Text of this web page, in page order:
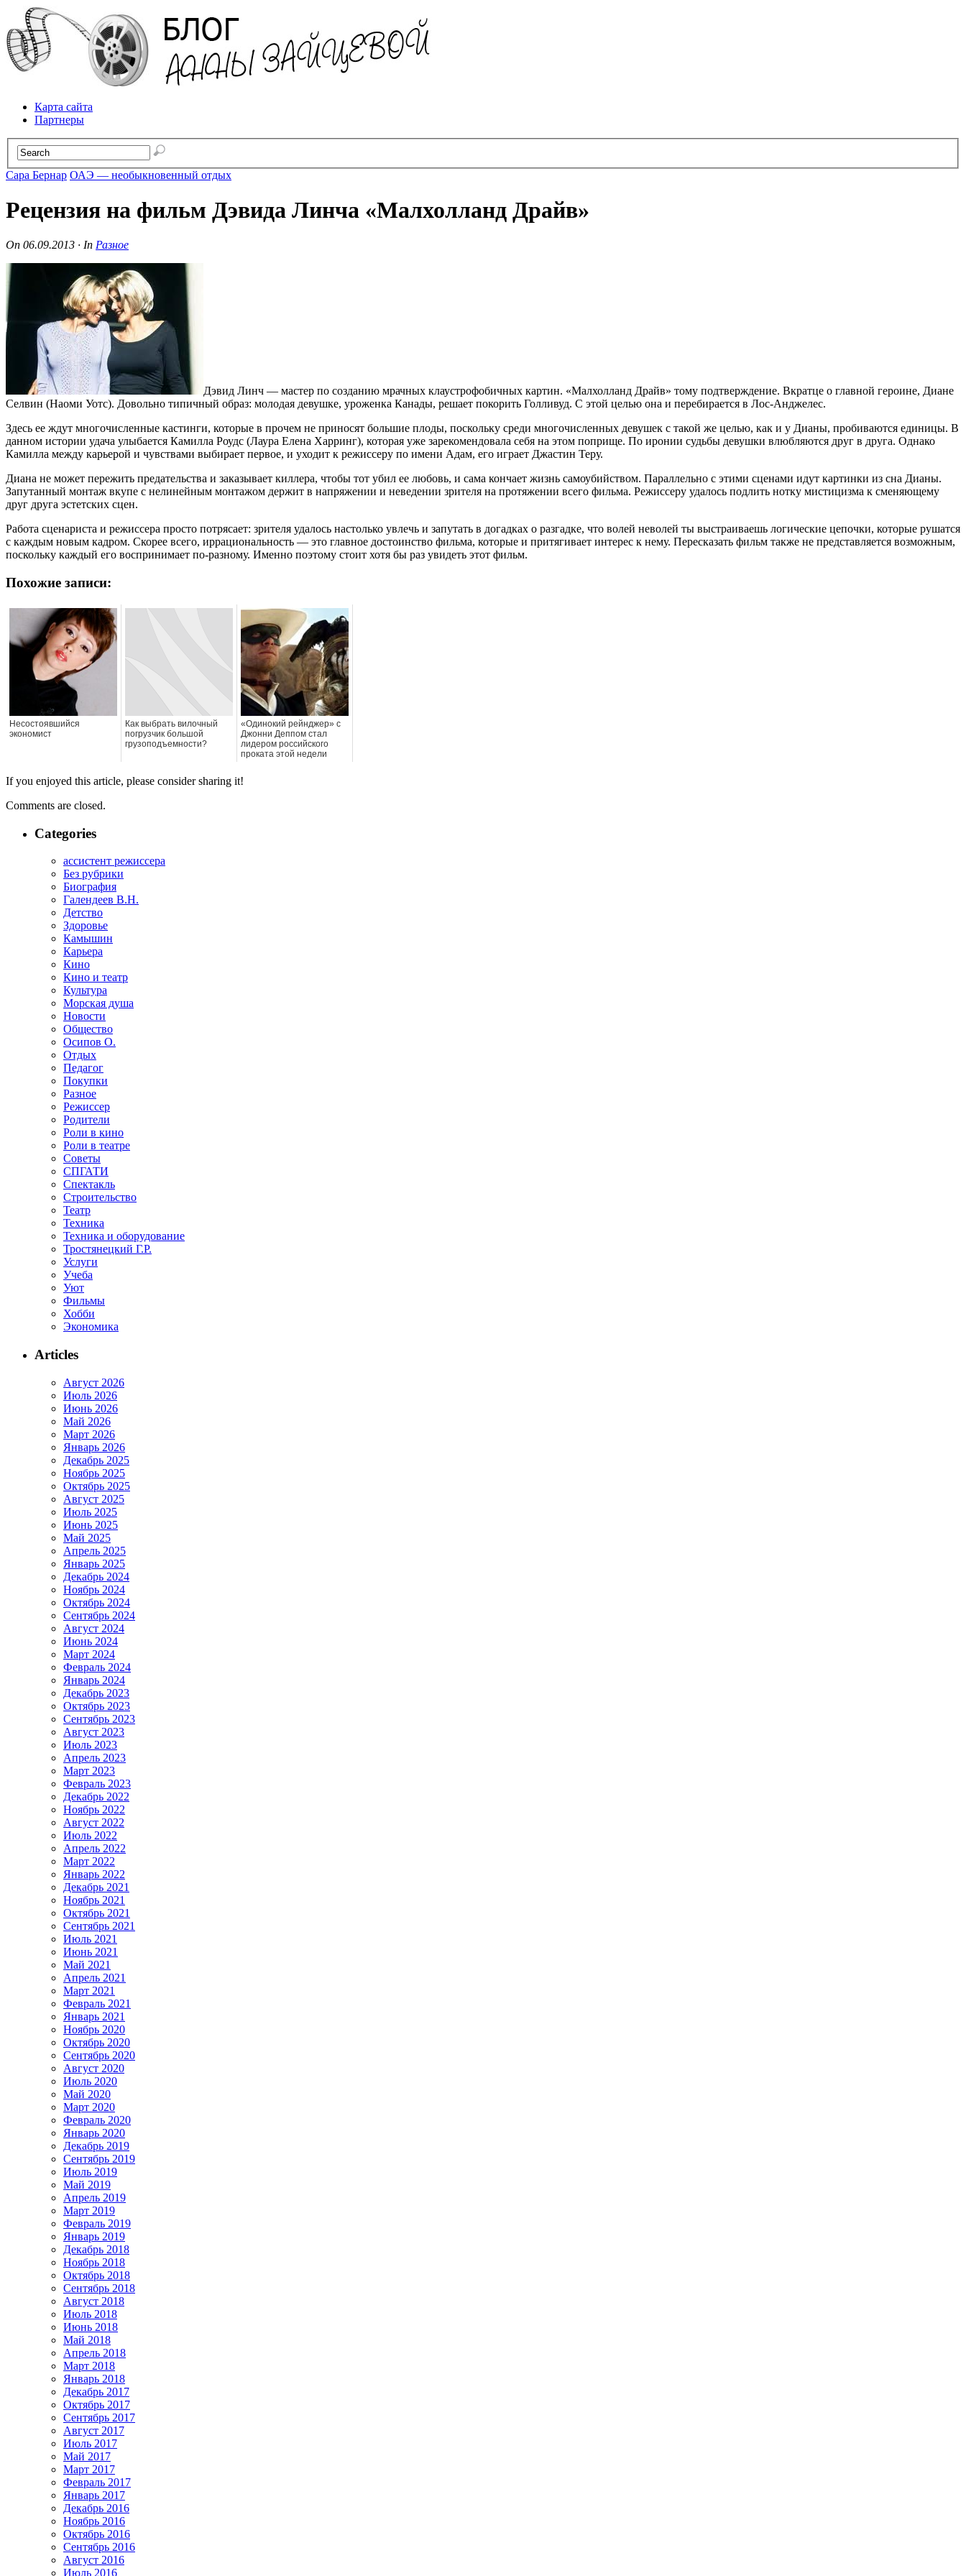
Карта сайта
Партнеры
Сара Бернар ОАЭ — необыкновенный отдых
Рецензия на фильм Дэвида Линча «Малхолланд Драйв»
On 06.09.2013 · In Разное
Дэвид Линч — мастер по созданию мрачных клаустрофобичных картин. «Малхолланд Драйв» тому подтверждение. Вкратце о главной героине, Диане
Селвин (Наоми Уотс). Довольно типичный образ: молодая девушке, уроженка Канады, решает покорить Голливуд. С этой целью она и перебирается в Лос-Анджелес.
Здесь ее ждут многочисленные кастинги, которые в прочем не приносят большие плоды, поскольку среди многочисленных девушек с такой же целью, как и у Дианы, пробиваются единицы. В
данном истории удача улыбается Камилла Роудс (Лаура Елена Харринг), которая уже зарекомендовала себя на этом поприще. По иронии судьбы девушки влюбляются друг в друга. Однако
Камилла между карьерой и чувствами выбирает первое, и уходит к режиссеру по имени Адам, его играет Джастин Теру.
Диана не может пережить предательства и заказывает киллера, чтобы тот убил ее любовь, и сама кончает жизнь самоубийством. Параллельно с этими сценами идут картинки из сна Дианы.
Запутанный монтаж вкупе с нелинейным монтажом держит в напряжении и неведении зрителя на протяжении всего фильма. Режиссеру удалось подлить нотку мистицизма к сменяющему
друг друга эстетских сцен.
Работа сценариста и режиссера просто потрясает: зрителя удалось настолько увлечь и запутать в догадках о разгадке, что волей неволей ты выстраиваешь логические цепочки, которые рушатся
с каждым новым кадром. Скорее всего, иррациональность — это главное достоинство фильма, которые и притягивает интерес к нему. Пересказать фильм также не представляется возможным,
поскольку каждый его воспринимает по-разному. Именно поэтому стоит хотя бы раз увидеть этот фильм.
Похожие записи:
Несостоявшийся
экономист
Как выбрать вилочный
погрузчик большой
грузоподъемности?
«Одинокий рейнджер» с
Джонни Деппом стал
лидером российского
проката этой недели
If you enjoyed this article, please consider sharing it!
Comments are closed.
Categories
ассистент режиссера
Без рубрики
Биография
Галендеев В.Н.
Детство
Здоровье
Камышин
Карьера
Кино
Кино и театр
Культура
Морская душа
Новости
Общество
Осипов О.
Отдых
Педагог
Покупки
Разное
Режиссер
Родители
Роли в кино
Роли в театре
Советы
СПГАТИ
Спектакль
Строительство
Театр
Техника
Техника и оборудование
Тростянецкий Г.Р.
Услуги
Учеба
Уют
Фильмы
Хобби
Экономика
Articles
Август 2026
Июль 2026
Июнь 2026
Май 2026
Март 2026
Январь 2026
Декабрь 2025
Ноябрь 2025
Октябрь 2025
Август 2025
Июль 2025
Июнь 2025
Май 2025
Апрель 2025
Январь 2025
Декабрь 2024
Ноябрь 2024
Октябрь 2024
Сентябрь 2024
Август 2024
Июнь 2024
Март 2024
Февраль 2024
Январь 2024
Декабрь 2023
Октябрь 2023
Сентябрь 2023
Август 2023
Июль 2023
Апрель 2023
Март 2023
Февраль 2023
Декабрь 2022
Ноябрь 2022
Август 2022
Июль 2022
Апрель 2022
Март 2022
Январь 2022
Декабрь 2021
Ноябрь 2021
Октябрь 2021
Сентябрь 2021
Июль 2021
Июнь 2021
Май 2021
Апрель 2021
Март 2021
Февраль 2021
Январь 2021
Ноябрь 2020
Октябрь 2020
Сентябрь 2020
Август 2020
Июль 2020
Май 2020
Март 2020
Февраль 2020
Январь 2020
Декабрь 2019
Сентябрь 2019
Июль 2019
Май 2019
Апрель 2019
Март 2019
Февраль 2019
Январь 2019
Декабрь 2018
Ноябрь 2018
Октябрь 2018
Сентябрь 2018
Август 2018
Июль 2018
Июнь 2018
Май 2018
Апрель 2018
Март 2018
Январь 2018
Декабрь 2017
Октябрь 2017
Сентябрь 2017
Август 2017
Июль 2017
Май 2017
Март 2017
Февраль 2017
Январь 2017
Декабрь 2016
Ноябрь 2016
Октябрь 2016
Сентябрь 2016
Август 2016
Июль 2016